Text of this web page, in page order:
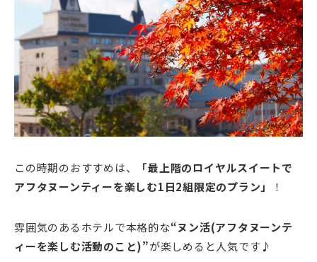
この時期のおすすめは、
「最上階のロイヤルスイートで
アフタヌーンティーを楽しむ1日2組限定のプラン」
！
雰囲気のあるホテルで本格的な“ヌン活(アフタヌーンテ
ィーを楽しむ活動のこと)”が楽しめると人気です♪